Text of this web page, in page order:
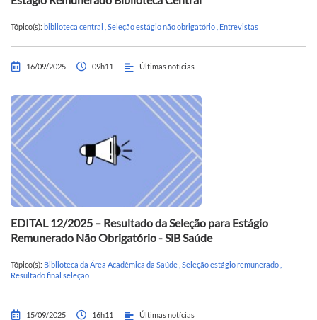
Tópico(s): biblioteca central Seleção estágio não obrigatório Entrevistas
16/09/2025 09h11 Últimas notícias
EDITAL 12/2025 – Resultado da Seleção para Estágio
Remunerado Não Obrigatório - SiB Saúde
Tópico(s): Biblioteca da Área Acadêmica da Saúde Seleção estágio remunerado
Resultado final seleção
15/09/2025 16h11 Últimas notícias